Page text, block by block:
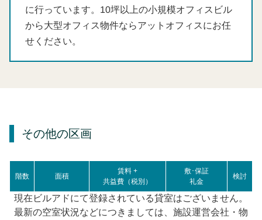
に行っています。10坪以上の小規模オフィスビル
から大型オフィス物件ならアットオフィスにお任
せください。
その他の区画
階数 面積
賃料 +
共益費（税別）
敷･保証
礼金
検討
現在ビルアドにて登録されている貸室はございません。
最新の空室状況などにつきましては、施設運営会社・物